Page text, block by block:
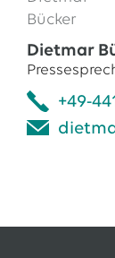
Dietmar
+49-